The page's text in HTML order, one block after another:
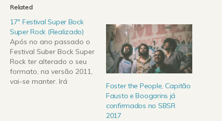
Related
17º Festival Super Bock
Super Rock (Realizado)
Após no ano passado o
Festival Suber Bock Super
Rock ter alterado o seu
formato, na versão 2011,
vai-se manter. Irá
Foster the People, Capitão
Fausto e Boogarins já
confirmados no SBSR
2017